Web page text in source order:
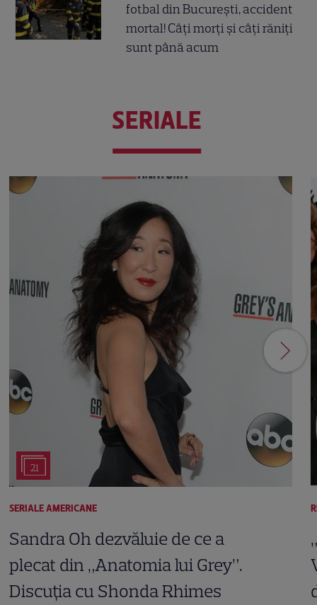
fotbal din București, accident
mortal! Câți morți și câți răniți
sunt până acum
SERIALE
21
SERIALE AMERICANE
Sandra Oh dezvăluie de ce a
plecat din „Anatomia lui Grey”.
Discuția cu Shonda Rhimes